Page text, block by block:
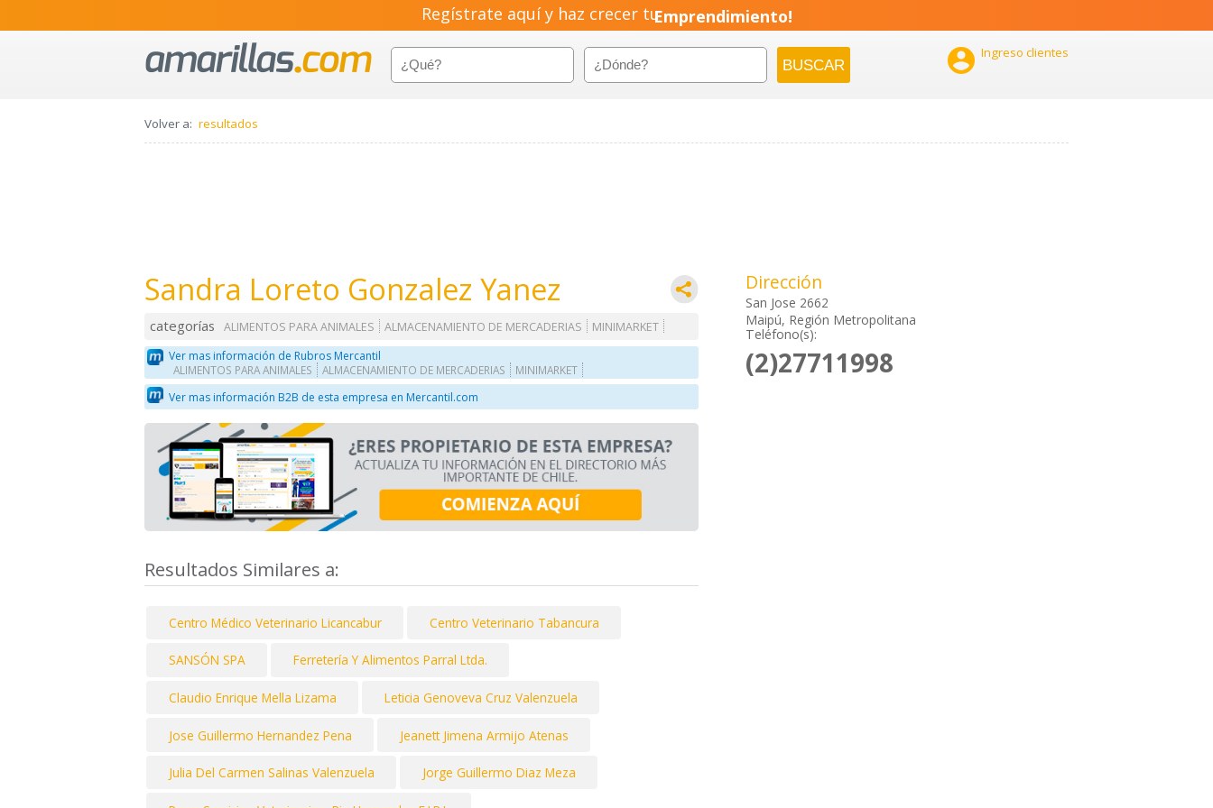
Regístrate aquí y haz crecer tuEmprendimiento!
 Ingreso clientes
Volver a: resultados
Sandra Loreto Gonzalez Yanez
categorías ALIMENTOS PARA ANIMALES ALMACENAMIENTO DE MERCADERIAS
MINIMARKET
Ver mas información de Rubros Mercantil
ALIMENTOS PARA ANIMALES ALMACENAMIENTO DE MERCADERIAS MINIMARKET
Ver mas información B2B de esta empresa en Mercantil.com
Resultados Similares a:
Centro Médico Veterinario Licancabur Centro Veterinario Tabancura
SANSÓN SPA Ferretería Y Alimentos Parral Ltda.
Claudio Enrique Mella Lizama Leticia Genoveva Cruz Valenzuela
Jose Guillermo Hernandez Pena Jeanett Jimena Armijo Atenas
Julia Del Carmen Salinas Valenzuela Jorge Guillermo Diaz Meza
Dirección
San Jose 2662
Maipú, Región Metropolitana
Teléfono(s):
(2)27711998